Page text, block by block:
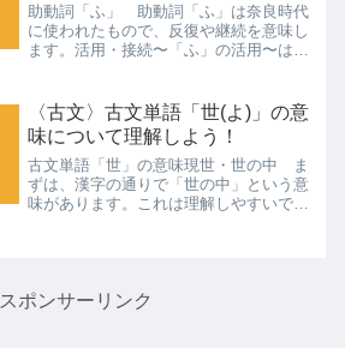
助動詞「ふ」 助動詞「ふ」は奈良時代
に使われたもので、反復や継続を意味し
ます。活用・接続〜「ふ」の活用〜は・
復・継続があります。訳の際には、「何
度も〜する」「〜し続ける」...
〈古文〉古文単語「世(よ)」の意
味について理解しよう！
古文単語「世」の意味現世・世の中 ま
ずは、漢字の通りで「世の中」という意
味があります。これは理解しやすいです
スポンサーリンク